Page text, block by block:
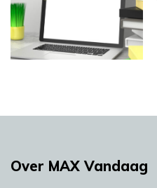
Over MAX Vandaag